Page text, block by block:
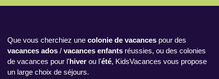
Que vous cherchiez une colonie de vacances pour des
vacances ados / vacances enfants réussies, ou des colonies
de vacances pour l'hiver ou l'été, KidsVacances vous propose
un large choix de séjours.